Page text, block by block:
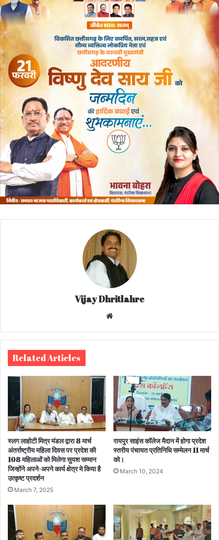
Vijay Dhritlahre
te
Related Articles
स्लग लाहोटी मित्र मंडल द्वारा 8 मार्च
अंतर्राष्ट्रीय महिला दिवस पर प्रदेश की
108 महिलाओं को मिलेगा सुयश सम्मान
जिन्होंने अपने-अपने कार्य क्षेत्र मे किया है
उत्कृष्ट प्रदर्शन
March 7, 2025
रायपुर साइंस कॉलेज मैदान में होगा प्रदेश
स्तरीय पंचायत प्रतिनिधि सम्मेलन 11 मार्च
को।
March 10, 2024